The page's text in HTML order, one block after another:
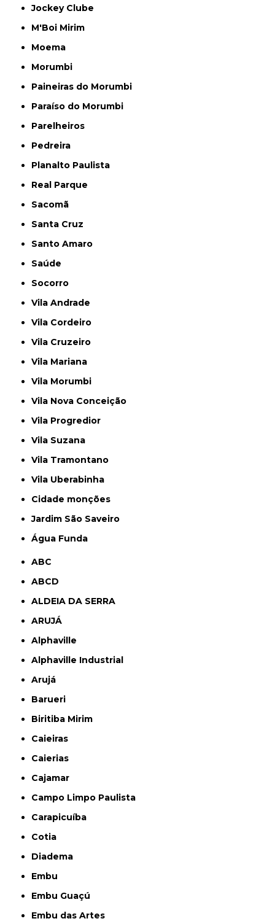
Jockey Clube
M'Boi Mirim
Moema
Morumbi
Paineiras do Morumbi
Paraíso do Morumbi
Parelheiros
Pedreira
Planalto Paulista
Real Parque
Sacomã
Santa Cruz
Santo Amaro
Saúde
Socorro
Vila Andrade
Vila Cordeiro
Vila Cruzeiro
Vila Mariana
Vila Morumbi
Vila Nova Conceição
Vila Progredior
Vila Suzana
Vila Tramontano
Vila Uberabinha
cidade monções
jardim São Saveiro
Água Funda
ABC
ABCD
ALDEIA DA SERRA
ARUJÁ
Alphaville
Alphaville Industrial
Arujá
Barueri
Biritiba Mirim
Caieiras
Caierias
Cajamar
Campo Limpo Paulista
Carapicuíba
Cotia
Diadema
Embu
Embu Guaçú
Embu das Artes